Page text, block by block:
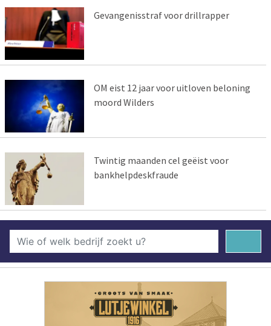
Gevangenisstraf voor drillrapper
OM eist 12 jaar voor uitloven beloning
moord Wilders
Twintig maanden cel geëist voor
bankhelpdeskfraude